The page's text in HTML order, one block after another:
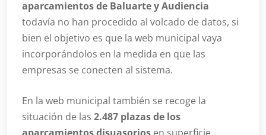
aparcamientos de Baluarte y Audiencia
todavía no han procedido al volcado de datos, si
bien el objetivo es que la web municipal vaya
incorporándolos en la medida en que las
empresas se conecten al sistema.
En la web municipal también se recoge la
situación de las 2.487 plazas de los